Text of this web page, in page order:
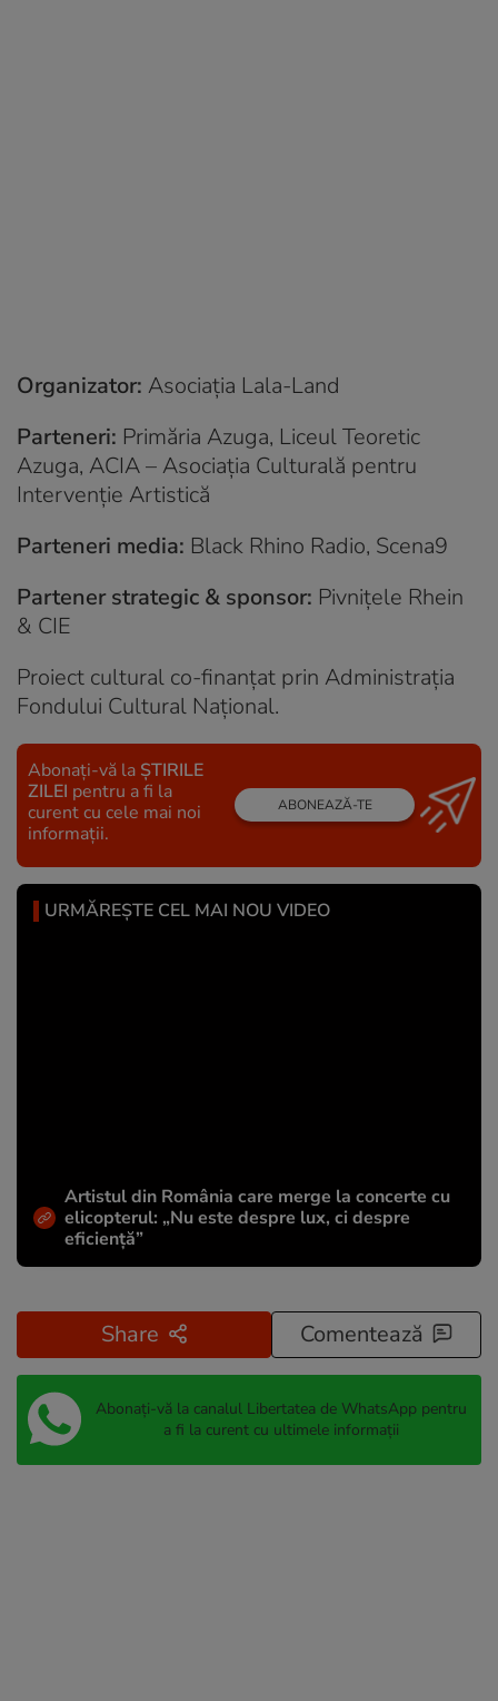
Organizator: Asociația Lala-Land
Parteneri: Primăria Azuga, Liceul Teoretic
Azuga, ACIA – Asociația Culturală pentru
Intervenție Artistică
Parteneri media: Black Rhino Radio, Scena9
Partener strategic & sponsor: Pivnițele Rhein
& CIE
Proiect cultural co-finanțat prin Administrația
Fondului Cultural Național.
Abonați-vă la ȘTIRILE
ZILEI pentru a fi la
curent cu cele mai noi
informații.
ABONEAZĂ-TE
URMĂREȘTE CEL MAI NOU VIDEO
Artistul din România care merge la concerte cu
elicopterul: „Nu este despre lux, ci despre
eficiență”
Share Comentează
Abonați-vă la canalul Libertatea de WhatsApp pentru
a fi la curent cu ultimele informații